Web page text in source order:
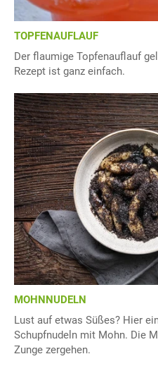
TOPFENAUFLAUF
Der flaumige Topfenauflauf
Rezept ist ganz einfach.
MOHNNUDELN
Lust auf etwas Süßes? Hier
Schupfnudeln mit Mohn. Die
Zunge zergehen.